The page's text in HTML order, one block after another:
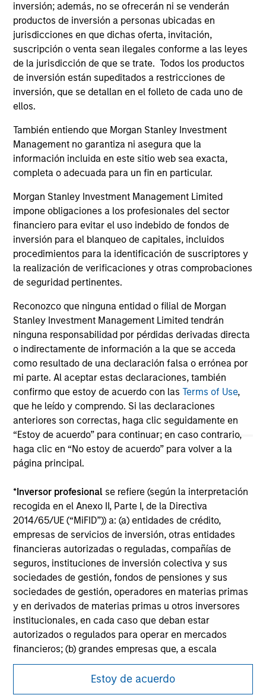
inversión; además, no se ofrecerán ni se venderán
productos de inversión a personas ubicadas en
jurisdicciones en que dichas oferta, invitación,
suscripción o venta sean ilegales conforme a las leyes
de la jurisdicción de que se trate. Todos los productos
de inversión están supeditados a restricciones de
inversión, que se detallan en el folleto de cada uno de
ellos.
También entiendo que Morgan Stanley Investment
Management no garantiza ni asegura que la
información incluida en este sitio web sea exacta,
completa o adecuada para un fin en particular.
Morgan Stanley Investment Management Limited
impone obligaciones a los profesionales del sector
financiero para evitar el uso indebido de fondos de
inversión para el blanqueo de capitales, incluidos
procedimientos para la identificación de suscriptores y
la realización de verificaciones y otras comprobaciones
de seguridad pertinentes.
Reconozco que ninguna entidad o filial de Morgan
Stanley Investment Management Limited tendrán
ninguna responsabilidad por pérdidas derivadas directa
o indirectamente de información a la que se acceda
como resultado de una declaración falsa o errónea por
mi parte. Al aceptar estas declaraciones, también
confirmo que estoy de acuerdo con lasTerms of Use,
que he leído y comprendo. Si las declaraciones
anteriores son correctas, haga clic seguidamente en
“Estoy de acuerdo” para continuar; en caso contrario,
haga clic en “No estoy de acuerdo” para volver a la
página principal.
*Inversor profesional se refiere (según la interpretación
recogida en el Anexo II, Parte I, de la Directiva
2014/65/UE (“MiFID”)) a: (a) entidades de crédito,
empresas de servicios de inversión, otras entidades
financieras autorizadas o reguladas, compañías de
seguros, instituciones de inversión colectiva y sus
sociedades de gestión, fondos de pensiones y sus
sociedades de gestión, operadores en materias primas
y en derivados de materias primas u otros inversores
institucionales, en cada caso que deban estar
autorizados o regulados para operar en mercados
financieros; (b) grandes empresas que, a escala
individual, cumplan dos de los siguientes requisitos de
tamaño de la empresa: (i) total del balance: 20.000.000
EUR, (ii) volumen de negocios neto: 40.000.000 EUR o
Estoy de acuerdo
ARTÍCULO
Securitized Market Outlook: Carrying
On in Securitized Products
The Mortgaged and Securitized team believes
securitized credit remains one of the most
compelling opportunities in fixed income today,
particularly in an environment characterized
by geopolitical uncertainty, oil price volatility
and elevated corporate issuance tied to AI
investment.
01-ABR-2026
May not represent all Team Members.
The information on this page is for informational
purposes only. The information contained herein does
not constitute and should not be construed as an
offering of advisory services or an offer to sell or a
solicitation of an offer to buy any securities in any
jurisdiction in which such offer or solicitation,
purchase or sale would be unlawful under the
securities, insurance or other laws of such jurisdiction.
All investing involves risks, including a loss of principal.
Please refer to the strategy detail page for important
information on the strategy, including additional risk
considerations.